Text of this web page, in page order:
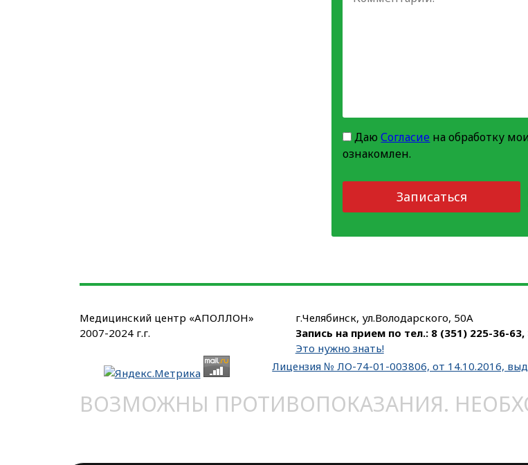
ДаюСогласие на обработку
ознакомлен.
Записаться
Медицинский центр «АПОЛЛОН»
2007-2024 г.г.
г.Челябинск, ул.Володарского, 50А
Запись на прием по тел.: 8 (351) 225-36-63,
Это нужно знать!
Лицензия № ЛО-74-01-003806, от 14.10.2016,
ВОЗМОЖНЫ ПРОТИВОПОКАЗАНИЯ.